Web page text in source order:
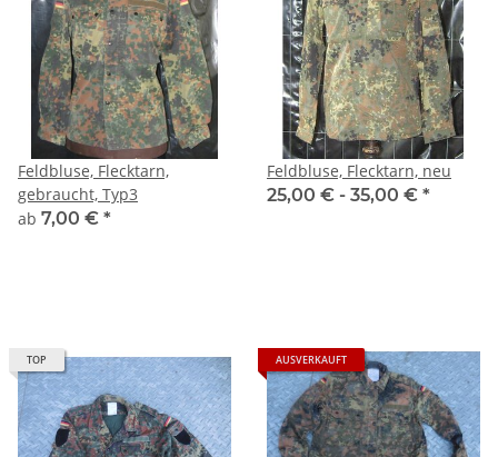
Feldbluse, Flecktarn,
gebraucht, Typ3
ab 7,00 € *
Feldbluse, Flecktarn, neu
25,00 € - 35,00 € *
TOP AUSVERKAUFT